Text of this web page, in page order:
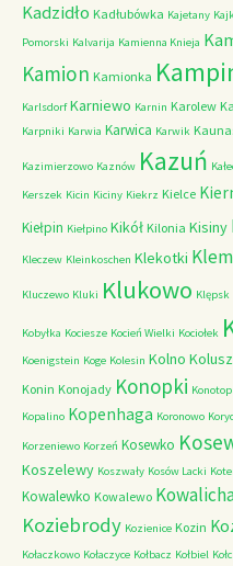
Kadzidło Kadłubówka Kajetany
Pomorski Kalvarija Kamienna Knieja
Kamion Kamionka
Karlsdorf Karniewo Karnin Karolew
Karpniki Karwia Karwica Karwik
Kazimierzowo Kaznów Kazuń
Kerszek Kicin Kiciny Kiekrz Kielce
Kiełpin Kiełpino Kikół Kilonia Kisiny
Kleczew Kleinkoschen Klekotki
Kluczewo Kluki Klukowo Klępsk
Kobyłka Kociesze Kocień Wielki Kociołek
Koenigstein Koge Kolesin Kolno
Konin Konojady Konopki Konotop
Kopalino Kopenhaga Koronowo
Korzeniewo Korzeń Kosewko
Koszelewy Koszwały Kosów Lacki
Kowalewko Kowalewo
Koziebrody Kozienice Kozin
Kołaczkowo Kołaczyce Kołbacz Kołbiel